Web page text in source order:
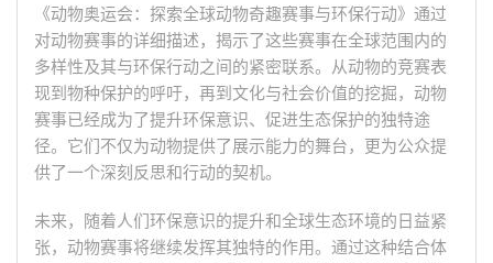
《动物奥运会：探索全球动物奇趣赛事与环保行动》通过
对动物赛事的详细描述，揭示了这些赛事在全球范围内的
多样性及其与环保行动之间的紧密联系。从动物的竞赛表
现到物种保护的呼吁，再到文化与社会价值的挖掘，动物
赛事已经成为了提升环保意识、促进生态保护的独特途
径。它们不仅为动物提供了展示能力的舞台，更为公众提
供了一个深刻反思和行动的契机。
未来，随着人们环保意识的提升和全球生态环境的日益紧
张，动物赛事将继续发挥其独特的作用。通过这种结合体